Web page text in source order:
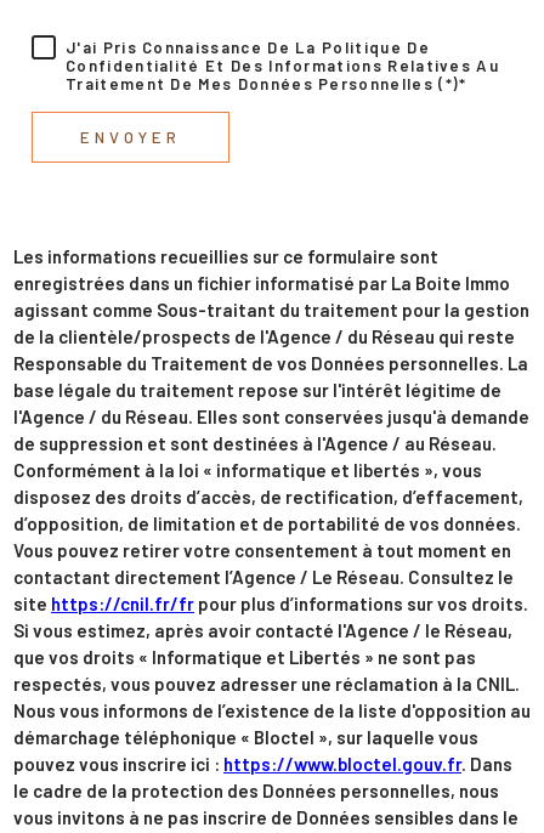
J'ai Pris Connaissance De La Politique De
Confidentialité Et Des Informations Relatives Au
Traitement De Mes Données Personnelles (*)*
ENVOYER
Les informations recueillies sur ce formulaire sont
enregistrées dans un fichier informatisé par La Boite Immo
agissant comme Sous-traitant du traitement pour la gestion
de la clientèle/prospects de l'Agence / du Réseau qui reste
Responsable du Traitement de vos Données personnelles. La
base légale du traitement repose sur l'intérêt légitime de
l'Agence / du Réseau. Elles sont conservées jusqu'à demande
de suppression et sont destinées à l'Agence / au Réseau.
Conformément à la loi « informatique et libertés », vous
disposez des droits d’accès, de rectification, d’effacement,
d’opposition, de limitation et de portabilité de vos données.
Vous pouvez retirer votre consentement à tout moment en
contactant directement l’Agence / Le Réseau. Consultez le
site https://cnil.fr/fr pour plus d’informations sur vos droits.
Si vous estimez, après avoir contacté l'Agence / le Réseau,
que vos droits « Informatique et Libertés » ne sont pas
respectés, vous pouvez adresser une réclamation à la CNIL.
Nous vous informons de l’existence de la liste d'opposition au
démarchage téléphonique « Bloctel », sur laquelle vous
pouvez vous inscrire ici : https://www.bloctel.gouv.fr. Dans
le cadre de la protection des Données personnelles, nous
vous invitons à ne pas inscrire de Données sensibles dans le